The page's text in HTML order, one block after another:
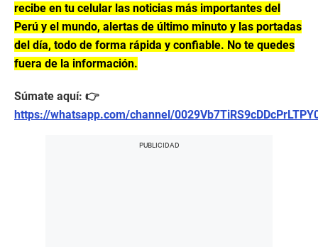
recibe en tu celular las noticias más importantes del
Perú y el mundo, alertas de último minuto y las portadas
del día, todo de forma rápida y confiable. No te quedes
fuera de la información.
Súmate aquí: 👉
https://whatsapp.com/channel/